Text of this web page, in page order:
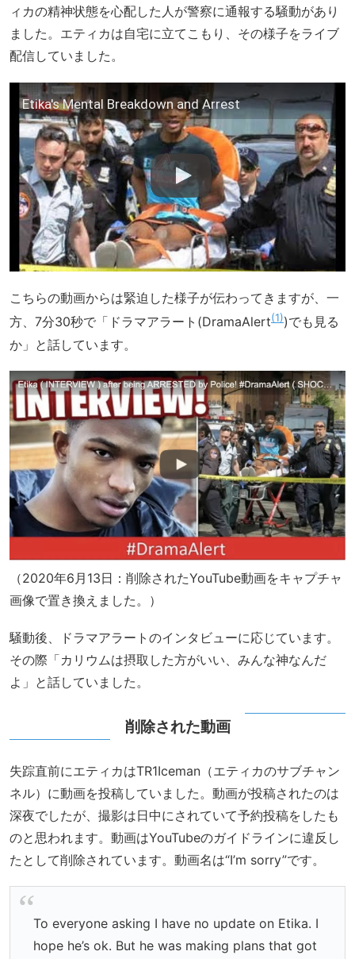
ィカの精神状態を心配した人が警察に通報する騒動があり
ました。エティカは自宅に立てこもり、その様子をライブ
配信していました。
Etika's Mental Breakdown and Arrest
こちらの動画からは緊迫した様子が伝わってきますが、一
方、7分30秒で「ドラマアラート(DramaAlert 1 )でも見る
か」と話しています。
（2020年6月13日：削除されたYouTube動画をキャプチャ
画像で置き換えました。）
騒動後、ドラマアラートのインタビューに応じています。
その際「カリウムは摂取した方がいい、みんな神なんだ
よ」と話していました。
削除された動画
失踪直前にエティカはTR1Iceman（エティカのサブチャン
ネル）に動画を投稿していました。動画が投稿されたのは
深夜でしたが、撮影は日中にされていて予約投稿をしたも
のと思われます。動画はYouTubeのガイドラインに違反し
たとして削除されています。動画名は“I’m sorry”です。
To everyone asking I have no update on Etika. I
hope he’s ok. But he was making plans that got